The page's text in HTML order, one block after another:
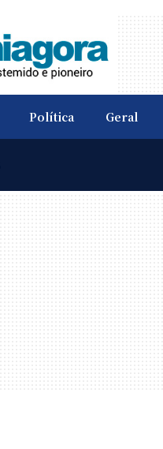
Política Geral